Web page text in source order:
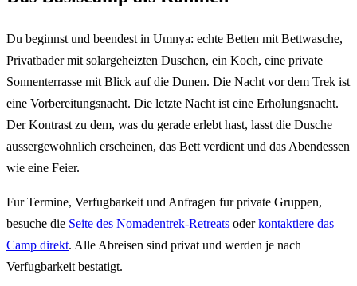
Du beginnst und beendest in Umnya: echte Betten mit Bettwasche,
Privatbader mit solargeheizten Duschen, ein Koch, eine private
Sonnenterrasse mit Blick auf die Dunen. Die Nacht vor dem Trek ist
eine Vorbereitungsnacht. Die letzte Nacht ist eine Erholungsnacht.
Der Kontrast zu dem, was du gerade erlebt hast, lasst die Dusche
aussergewohnlich erscheinen, das Bett verdient und das Abendessen
wie eine Feier.
Fur Termine, Verfugbarkeit und Anfragen fur private Gruppen,
besuche die Seite des Nomadentrek-Retreats oderkontaktiere das
Camp direkt. Alle Abreisen sind privat und werden je nach
Verfugbarkeit bestatigt.